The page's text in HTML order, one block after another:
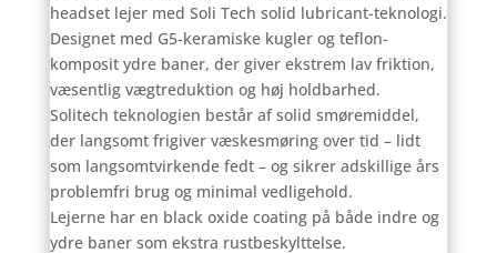
headset lejer med Soli Tech solid lubricant-teknologi.
Designet med G5-keramiske kugler og teflon-
komposit ydre baner, der giver ekstrem lav friktion,
væsentlig vægtreduktion og høj holdbarhed.
Solitech teknologien består af solid smøremiddel,
der langsomt frigiver væskesmøring over tid – lidt
som langsomtvirkende fedt – og sikrer adskillige års
problemfri brug og minimal vedligehold.
Lejerne har en black oxide coating på både indre og
ydre baner som ekstra rustbeskylttelse.